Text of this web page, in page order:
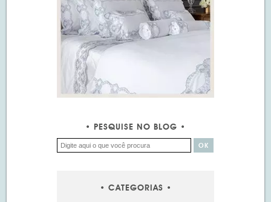
PESQUISE NO BLOG
CATEGORIAS